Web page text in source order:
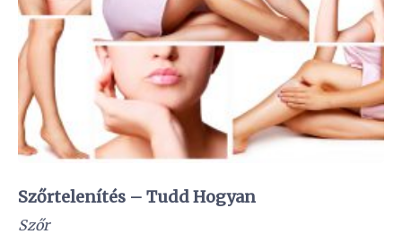
Szőrtelenítés – Tudd Hogyan
Szőr